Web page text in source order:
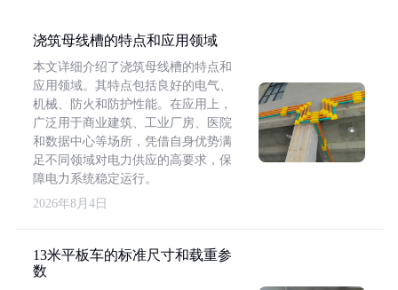
浇筑母线槽的特点和应用领域
本文详细介绍了浇筑母线槽的特点和
应用领域。其特点包括良好的电气、
机械、防火和防护性能。在应用上，
广泛用于商业建筑、工业厂房、医院
和数据中心等场所，凭借自身优势满
足不同领域对电力供应的高要求，保
障电力系统稳定运行。
2026年8月4日
13米平板车的标准尺寸和载重参
数